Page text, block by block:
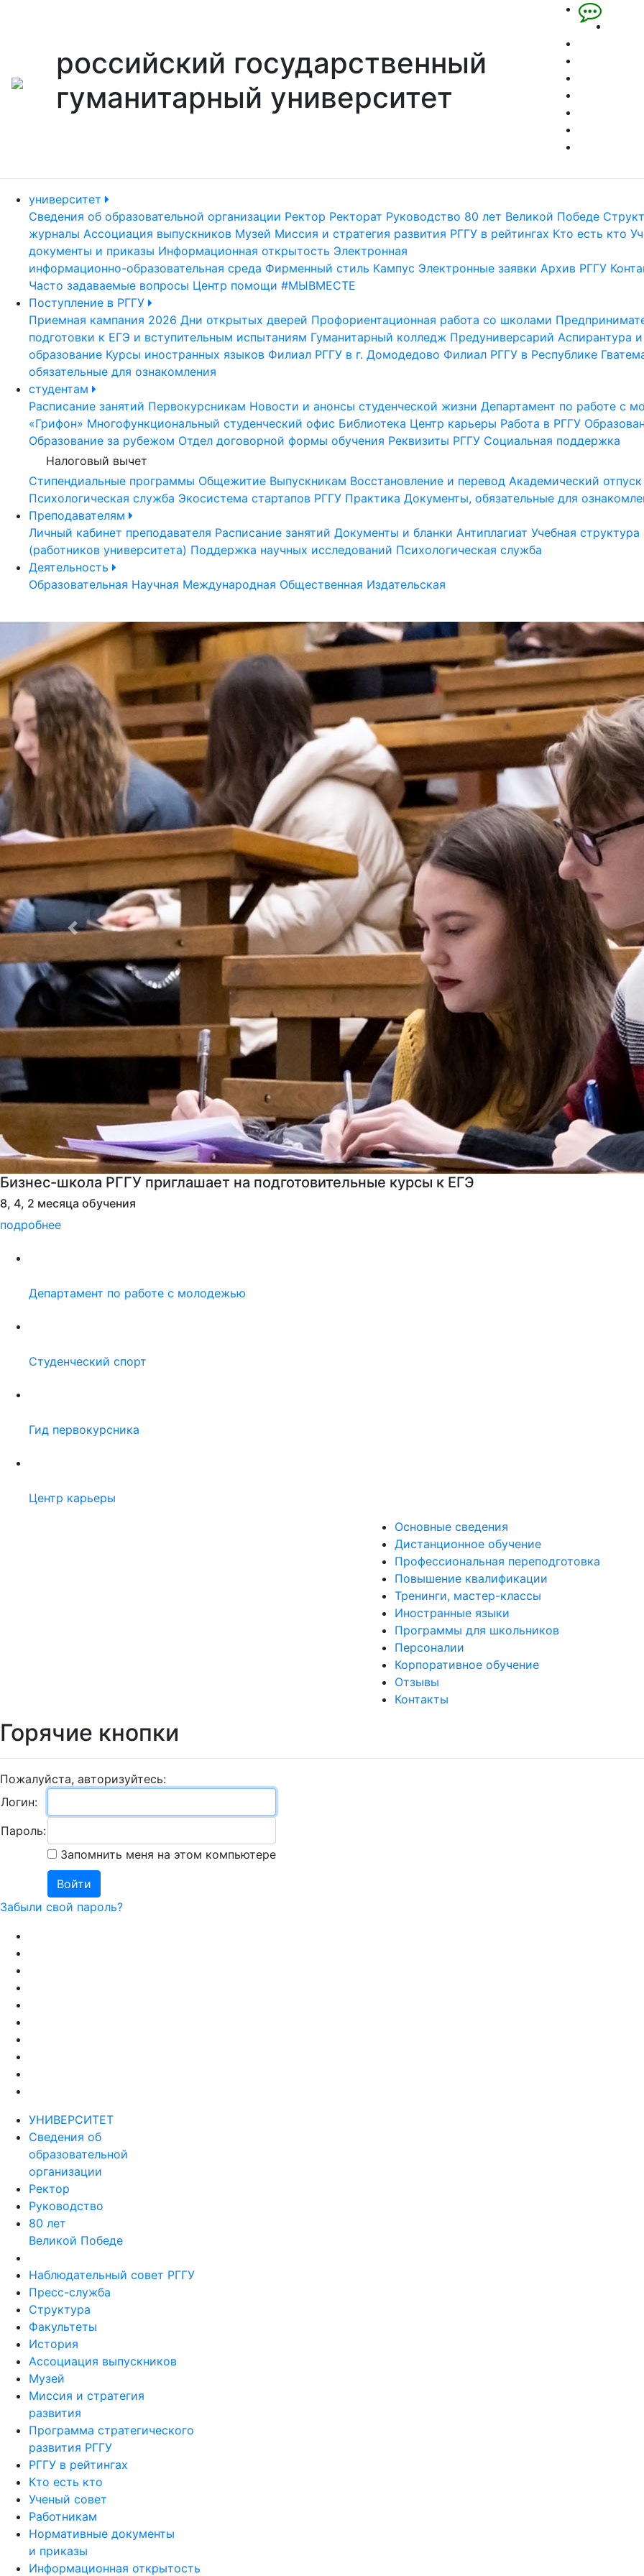
российский государственный
гуманитарный университет
университет
Сведения об образовательной организации Ректор Ректорат Руководство 80 лет Великой Победе
журналы Ассоциация выпускников Музей Миссия и стратегия развития РГГУ в рейтингах Кто есть кто
документы и приказы Информационная открытость Электронная
информационно-образовательная среда Фирменный стиль Кампус Электронные заявки Архив РГГУ
Часто задаваемые вопросы Центр помощи #МЫВМЕСТЕ
Поступление в РГГУ
Приемная кампания 2026 Дни открытых дверей Профориентационная работа со школами
подготовки к ЕГЭ и вступительным испытаниям Гуманитарный колледж Предуниверсарий Аспирантура
образование Курсы иностранных языков Филиал РГГУ в г. Домодедово Филиал РГГУ в Республике
обязательные для ознакомления
студентам
Расписание занятий Первокурсникам Новости и анонсы студенческой жизни Департамент по работе с
«Грифон» Многофункциональный студенческий офис Библиотека Центр карьеры Работа в РГГУ
Образование за рубежом Отдел договорной формы обучения Реквизиты РГГУ Социальная поддержка
Налоговый вычет
Стипендиальные программы Общежитие Выпускникам Восстановление и перевод Академический отпуск
Психологическая служба Экосистема стартапов РГГУ Практика Документы, обязательные для
Преподавателям
Личный кабинет преподавателя Расписание занятий Документы и бланки Антиплагиат Учебная структура
(работников университета) Поддержка научных исследований Психологическая служба
Деятельность
Образовательная Научная Международная Общественная Издательская
Бизнес-школа РГГУ приглашает на программы профессиональной переподготовки
подробнее
Previous
Департамент по работе с молодежью
Студенческий спорт
Гид первокурсника
Горячие кнопки
УНИВЕРСИТЕТ
История
Ассоциация выпускников
Музей
Миссия и стратегия
развития
Программа стратегического
развития РГГУ
РГГУ в рейтингах
Ученый совет
Работникам
Нормативные документы
и приказы
Информационная открытость
Фонд управления
целевым капиталом
Юридическая клиника
Фирменный стиль
Кампус
Электронные заявки
Архив РГГУ
Контакты
Противодействие коррупции
Профилактика и противодействие
идеологии терроризма
и экстремизма